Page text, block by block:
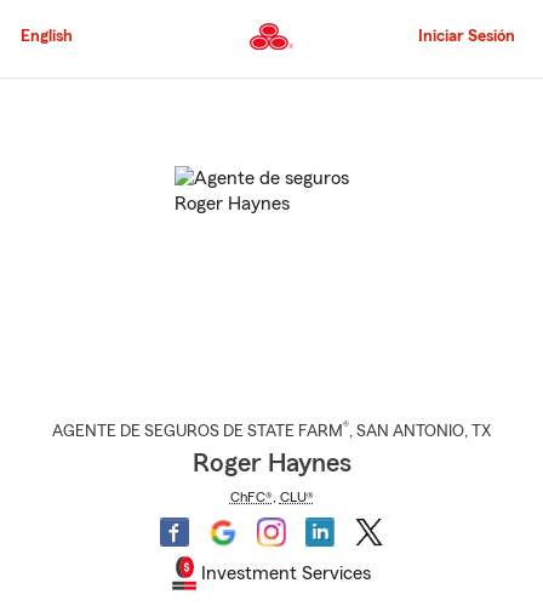
al
principal
English Iniciar Sesión
AGENTE DE SEGUROS DE STATE FARM®, SAN ANTONIO, TX
Roger Haynes
ChFC®, CLU®
Investment Services